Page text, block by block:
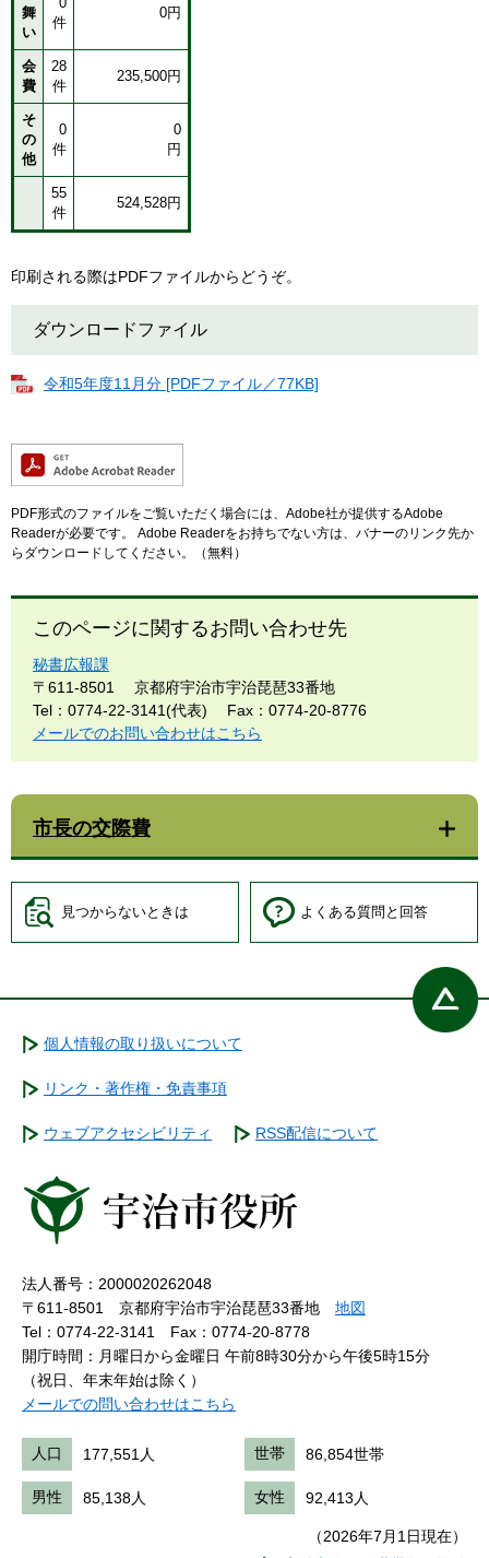
舞
い
件
0円
会
費
28
件
235,500円
そ
の
他
0
件
0
円
55
件
524,528円
印刷される際はPDFファイルからどうぞ。
ダウンロードファイル
令和5年度11月分 [PDFファイル／77KB]
PDF形式のファイルをご覧いただく場合には、Adobe社が提供するAdobe
Readerが必要です。
Adobe Readerをお持ちでない方は、バナーのリンク先か
らダウンロードしてください。（無料）
このページに関するお問い合わせ先
秘書広報課
〒611-8501
京都府宇治市宇治琵琶33番地
Tel：0774-22-3141(代表)
Fax：0774-20-8776
メールでのお問い合わせはこちら
市長の交際費
見つからないときは よくある質問と回答
個人情報の取り扱いについて
リンク・著作権・免責事項
ウェブアクセシビリティ RSS配信について
法人番号：2000020262048
〒611-8501 京都府宇治市宇治琵琶33番地 地図
Tel：0774-22-3141
Fax：0774-20-8778
開庁時間：月曜日から金曜日 午前8時30分から午後5時15分
（祝日、年末年始は除く）
メールでの問い合わせはこちら
人口 177,551人 世帯 86,854世帯
男性 85,138人 女性 92,413人
（2026年7月1日現在）